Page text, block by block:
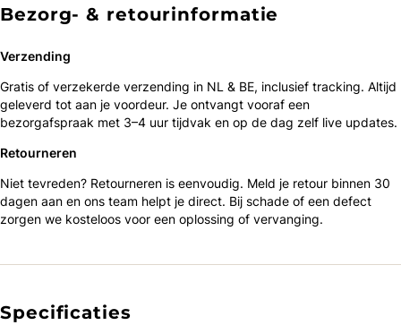
Bezorg- & retourinformatie
Verzending
Gratis of verzekerde verzending in NL & BE, inclusief tracking. Altijd
geleverd tot aan je voordeur. Je ontvangt vooraf een
bezorgafspraak met 3–4 uur tijdvak en op de dag zelf live updates.
Retourneren
Niet tevreden? Retourneren is eenvoudig. Meld je retour binnen 30
dagen aan en ons team helpt je direct. Bij schade of een defect
zorgen we kosteloos voor een oplossing of vervanging.
Specificaties